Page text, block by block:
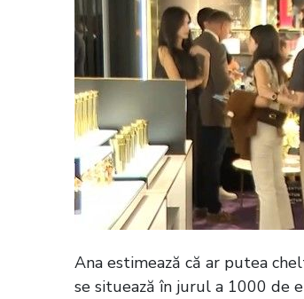
Ana estimează că ar putea
se situează în jurul a 1000 de